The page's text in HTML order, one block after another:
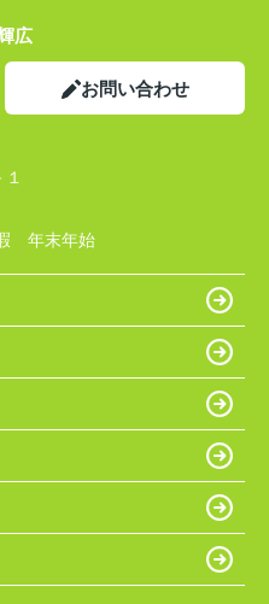
広
お問い合わせ
年末年始